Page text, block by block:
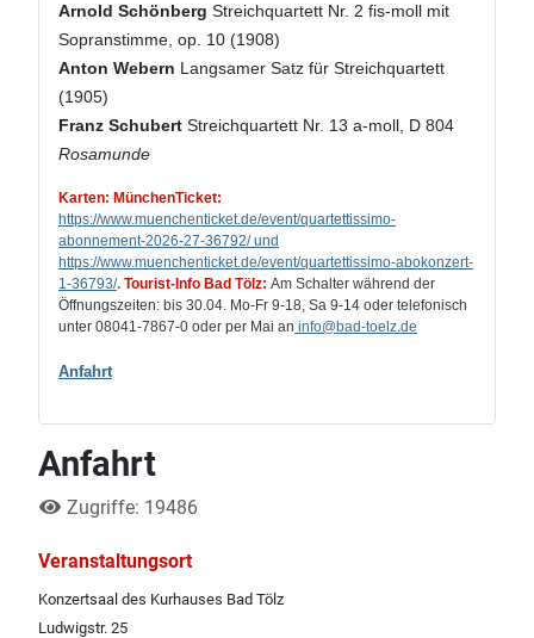
Arnold Schönberg Streichquartett Nr. 2 fis-moll mit
Sopranstimme, op. 10 (1908)
Anton Webern Langsamer Satz für Streichquartett
(1905)
Franz Schubert Streichquartett Nr. 13 a-moll, D 804
Rosamunde
Karten: MünchenTicket:
https://www.muenchenticket.de/event/quartettissimo-
abonnement-2026-27-36792/ und
https://www.muenchenticket.de/event/quartettissimo-abokonzert-
1-36793/. Tourist-Info Bad Tölz: Am Schalter während der
Öffnungszeiten: bis 30.04. Mo-Fr 9-18, Sa 9-14 oder telefonisch
unter 08041-7867-0 oder per Mai an info@bad-toelz.de
Anfahrt
Anfahrt
Zugriffe: 19486
Veranstaltungsort
Konzertsaal des Kurhauses Bad Tölz
Ludwigstr. 25